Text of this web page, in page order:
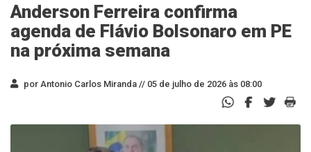
Anderson Ferreira confirma
agenda de Flávio Bolsonaro em PE
na próxima semana
por Antonio Carlos Miranda // 05 de julho de 2026 às 08:00